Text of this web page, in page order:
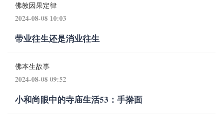
佛教因果定律
2024-08-08 10:03
带业往生还是消业往生
佛本生故事
2024-08-08 09:52
小和尚眼中的寺庙生活53：手擀面